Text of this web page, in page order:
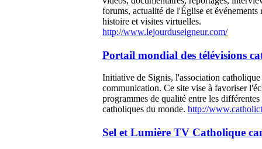
forums, actualité de l'Église et événements
histoire et visites virtuelles.
http://www.lejourduseigneur.com/
Portail mondial des télévisions
Initiative de Signis, l'association
communication. Ce site vise à favoriser
programmes de qualité entre les
catholiques du monde. http://
Sel et Lumière TV Catholique